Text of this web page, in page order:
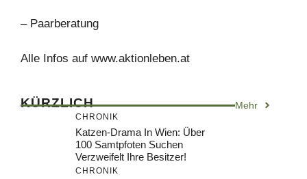
– Paarberatung
Alle Infos auf www.aktionleben.at
KÜRZLICH Mehr
CHRONIK
Katzen-Drama In Wien: Über
100 Samtpfoten Suchen
Verzweifelt Ihre Besitzer!
CHRONIK